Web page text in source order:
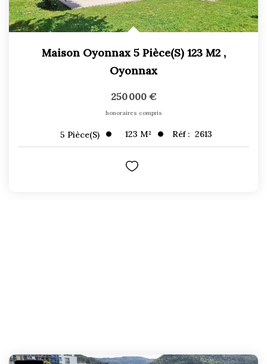
Maison Oyonnax 5 Pièce(s) 123 M2 ,
Oyonnax
250 000 €
honoraires compris
5 Pièce(s) 123 M² Réf : 2613